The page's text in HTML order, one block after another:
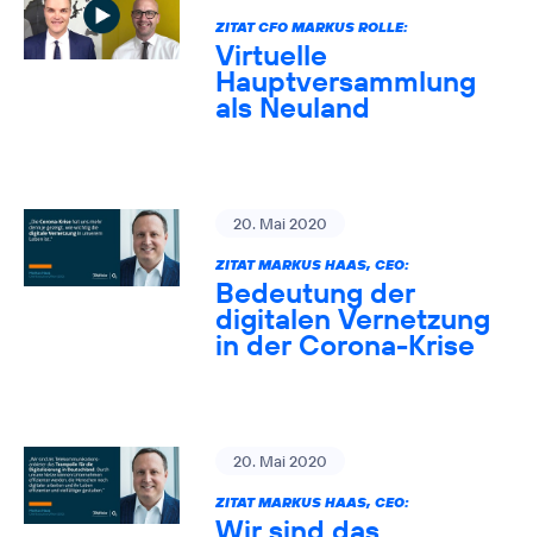
ZITAT CFO MARKUS ROLLE:
Virtuelle
Hauptversammlung
als Neuland
20. Mai 2020
ZITAT MARKUS HAAS, CEO:
Bedeutung der
digitalen Vernetzung
in der Corona-Krise
20. Mai 2020
ZITAT MARKUS HAAS, CEO:
Wir sind das